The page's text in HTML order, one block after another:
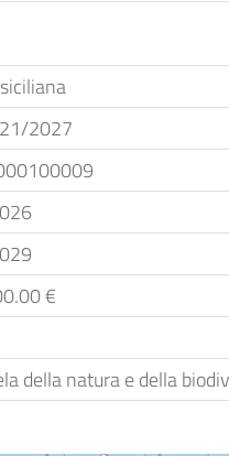
2027
€
della natura e della